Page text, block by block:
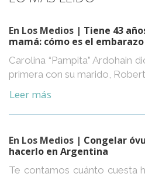
En Los Medios | Tiene 43
mamá: cómo es el
Carolina “Pampita” Ardohain
primera con su marido,
Leer más
En Los Medios | Congelar
hacerlo en Argentina
Te contamos cuánto cuesta